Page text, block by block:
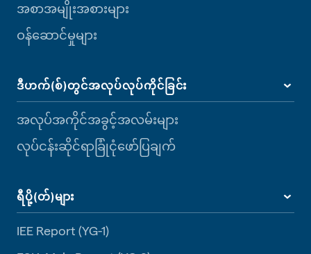
အစာအမျိုးအစားများ
ဝန်ဆောင်မှုများ
ဒီဟက်(စ်)တွင်အလုပ်လုပ်ကိုင်ခြင်း
အလုပ်အကိုင်အခွင့်အလမ်းများ
လုပ်ငန်းဆိုင်ရာခြုံငုံဖော်ပြချက်
ရီပို့(တ်)များ
IEE Report (YG-1)